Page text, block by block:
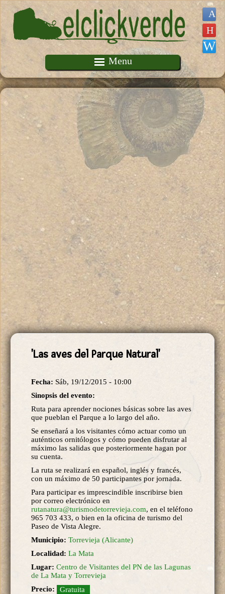
Pasar al contenido principal
Menu
'Las aves del Parque Natural'
Fecha: Sáb, 19/12/2015 - 10:00
Sinopsis del evento:
Ruta para aprender nociones básicas sobre las aves
que pueblan el Parque a lo largo del año.
Se enseñará a los visitantes cómo actuar como un
auténticos ornitólogos y cómo pueden disfrutar al
máximo las salidas que posteriormente hagan por
su cuenta.
La ruta se realizará en español, inglés y francés,
con un máximo de 50 participantes por jornada.
Para participar es imprescindible inscribirse bien
por correo electrónico en
rutanatura@turismodetorrevieja.com, en el teléfono
965 703 433, o bien en la oficina de turismo del
Paseo de Vista Alegre.
Municipio: Torrevieja (Alicante)
Localidad: La Mata
Lugar: Centro de Visitantes del PN de las Lagunas
de La Mata y Torrevieja
Precio:
Gratuita